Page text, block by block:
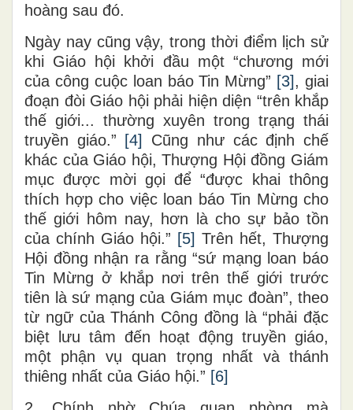
hoàng sau đó.
Ngày nay cũng vậy, trong thời điểm lịch sử
khi Giáo hội khởi đầu một “chương mới
của công cuộc loan báo Tin Mừng” [3], giai
đoạn đòi Giáo hội phải hiện diện “trên khắp
thế giới... thường xuyên trong trạng thái
truyền giáo.” [4] Cũng như các định chế
khác của Giáo hội, Thượng Hội đồng Giám
mục được mời gọi để “được khai thông
thích hợp cho việc loan báo Tin Mừng cho
thế giới hôm nay, hơn là cho sự bảo tồn
của chính Giáo hội.” [5] Trên hết, Thượng
Hội đồng nhận ra rằng “sứ mạng loan báo
Tin Mừng ở khắp nơi trên thế giới trước
tiên là sứ mạng của Giám mục đoàn”, theo
từ ngữ của Thánh Công đồng là “phải đặc
biệt lưu tâm đến hoạt động truyền giáo,
một phận vụ quan trọng nhất và thánh
thiêng nhất của Giáo hội.” [6]